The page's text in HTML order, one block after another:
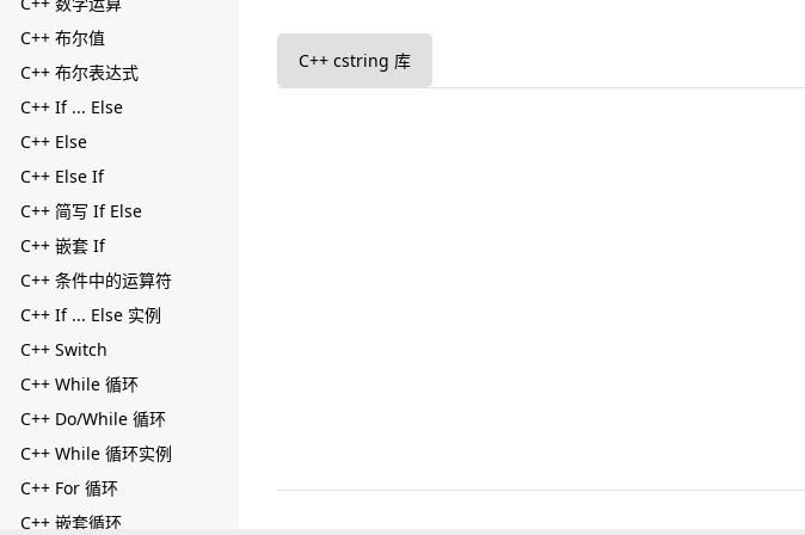
C++ 布尔值
C++ 布尔表达式
C++ If ... Else
C++ Else
C++ Else If
C++ 简写 If Else
C++ 嵌套 If
C++ 条件中的运算符
C++ If ... Else 实例
C++ Switch
C++ While 循环
C++ Do/While 循环
C++ While 循环实例
C++ For 循环
C++ 嵌套循环
C++ cstring 库